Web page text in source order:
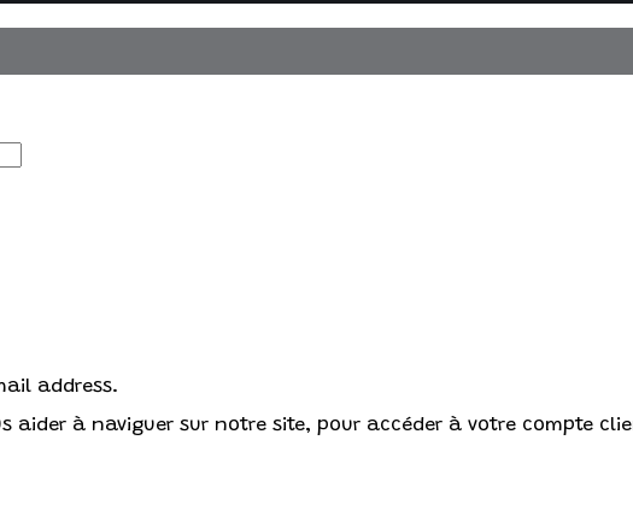
address.
aider à naviguer sur notre site, pour accéder à votre compte